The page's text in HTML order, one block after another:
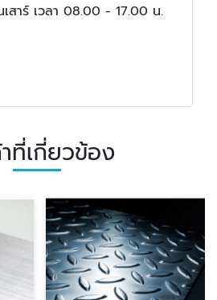
สาร์ เวลา 08.00 - 17.00 น.
ที่เกี่ยวข้อง